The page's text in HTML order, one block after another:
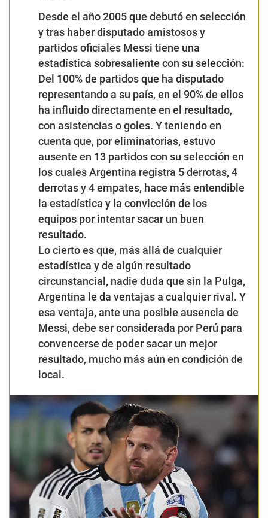
Desde el año 2005 que debutó en selección
y tras haber disputado amistosos y
partidos oficiales Messi tiene una
estadística sobresaliente con su selección:
Del 100% de partidos que ha disputado
representando a su país, en el 90% de ellos
ha influido directamente en el resultado,
con asistencias o goles. Y teniendo en
cuenta que, por eliminatorias, estuvo
ausente en 13 partidos con su selección en
los cuales Argentina registra 5 derrotas, 4
derrotas y 4 empates, hace más entendible
la estadística y la convicción de los
equipos por intentar sacar un buen
resultado.
Lo cierto es que, más allá de cualquier
estadística y de algún resultado
circunstancial, nadie duda que sin la Pulga,
Argentina le da ventajas a cualquier rival. Y
esa ventaja, ante una posible ausencia de
Messi, debe ser considerada por Perú para
convencerse de poder sacar un mejor
resultado, mucho más aún en condición de
local.